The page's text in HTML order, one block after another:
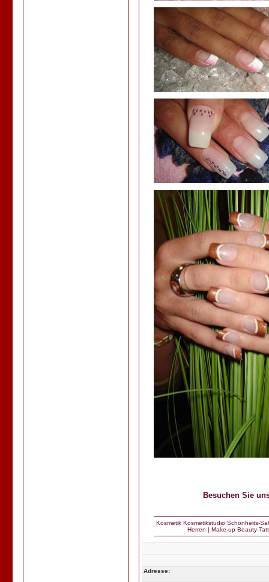
Besuchen Sie
Kosmetik Kosmetikstudio Schönheits-
Herren | Make-up Beauty-
Adresse: